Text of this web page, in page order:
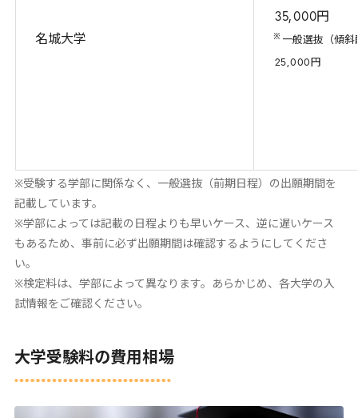
名城大学
35,000円
※ 一般選抜（傾斜
25,000 円
※受験する学部に関係なく、一般選抜（前期日程）の出願期間を
記載しています。
※学部によっては記載の日程よりも早いケース、逆に遅いケース
もあるため、事前に必ず出願期間は確認するようにしてくださ
い。
※検定料は、学部によって異なります。あらかじめ、各大学の入
試情報をご確認ください。
大学受験料の費用相場